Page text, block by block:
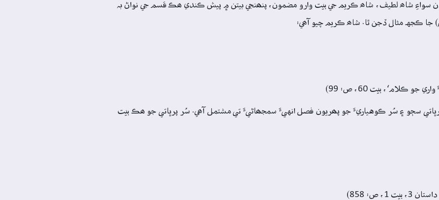
شاھ لطيف، شاھ ڪريم جي بيت وارو مضمون، پنھنجي بيتن ۾ پيش ڪندي ھڪ قسم جي نواڻ بہ
جا ڪجهہ مثال ڏجن ٿا. شاھ ڪريم چيو آھي:
سڄو ۽ سُر ڪوهياريءَ جو پھريون فصل انهيءَ سمجھاڻيءَ تي مشتمل آھي. سُر پرڀاتي جو ھڪ بيت